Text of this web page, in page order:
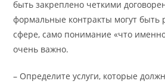
быть закреплено четкими
формальные контракты могут быть
сфере, само понимание «что
очень важно.
– Определите услуги, которые